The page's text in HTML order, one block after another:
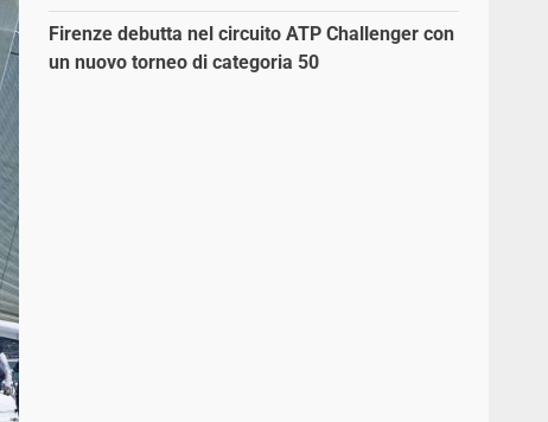
Firenze debutta nel circuito ATP Challenger con
un nuovo torneo di categoria 50